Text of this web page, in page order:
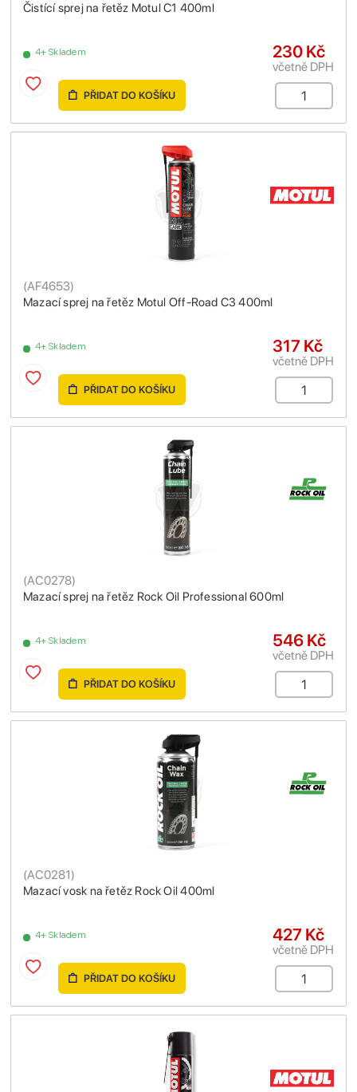
Čistící sprej na řetěz Motul C1 400ml
4+ Skladem 230 Kč
včetně DPH
PŘIDAT DO KOŠÍKU
Mazací sprej na řetěz Motul Off-Road C3 400ml
(AF4653)
4+ Skladem 317 Kč
včetně DPH
PŘIDAT DO KOŠÍKU
Mazací sprej na řetěz Rock Oil Professional 600ml
(AC0278)
4+ Skladem 546 Kč
včetně DPH
PŘIDAT DO KOŠÍKU
Mazací vosk na řetěz Rock Oil 400ml
(AC0281)
4+ Skladem 427 Kč
včetně DPH
PŘIDAT DO KOŠÍKU